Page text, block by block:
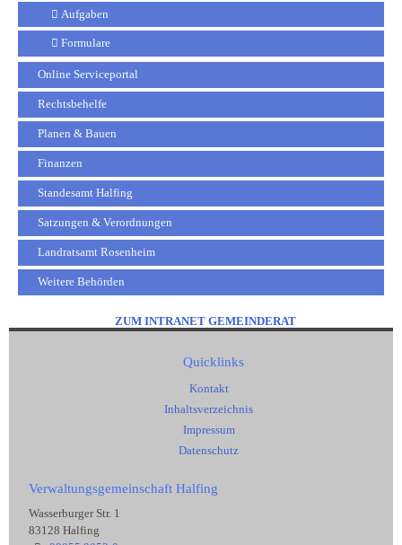
Aufgaben
Formulare
Online Serviceportal
Rechtsbehelfe
Planen & Bauen
Finanzen
Standesamt Halfing
Satzungen & Verordnungen
Landratsamt Rosenheim
Weitere Behörden
ZUM INTRANET GEMEINDERAT
Quicklinks
Kontakt
Inhaltsverzeichnis
Impressum
Datenschutz
Verwaltungsgemeinschaft Halfing
Wasserburger Str. 1
83128 Halfing